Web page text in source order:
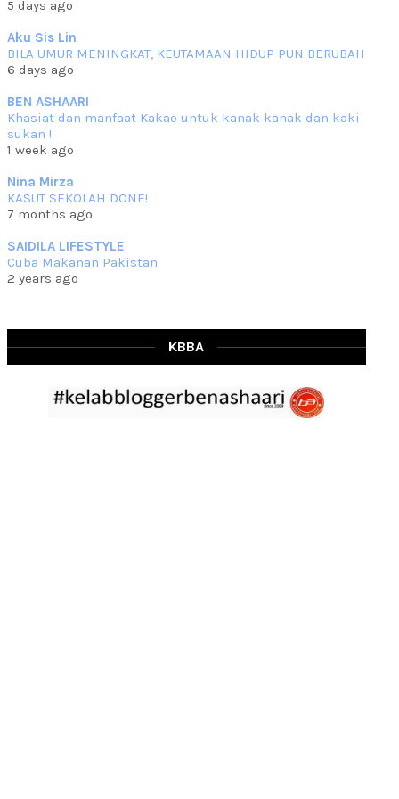
che mat ucapkan
Jun 30 2023
RESIPI KURMA AYAM MERAH
Assalammualaikum, salam semua. Hari ni 4 Zulhijjah 1444 Hijrah,
Jun 23 2023
RESIPI SAMBAL PARU
Assalammualaikum, salam sejahtera semua. Lama betul che mat tak
Jun 20 2023
RESIPI PISANG MUDA MASAK LEMAK
lemak ni che mat... read more
Mar 07 2023
RESIPI BAMIA KAMBING
Assalammualaikum, salam Ahad semua. Dah beberapa hari cuaca
asyik hujan saja di... read more
5 days ago
Aku Sis Lin
BILA UMUR MENINGKAT, KEUTAMAAN HIDUP PUN BERUBAH
6 days ago
BEN ASHAARI
Khasiat dan manfaat Kakao untuk kanak kanak dan kaki
sukan !
1 week ago
Nina Mirza
KASUT SEKOLAH DONE!
7 months ago
SAIDILA LIFESTYLE
Cuba Makanan Pakistan
2 years ago
KBBA